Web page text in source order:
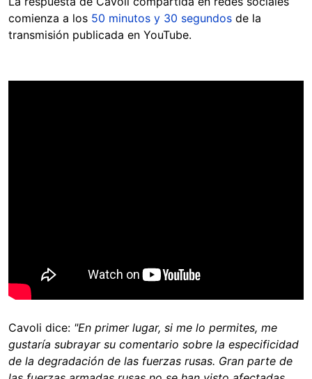
comienza a los 50 minutos y 30 segundos de la
transmisión publicada en YouTube.
Cavoli dice: "En primer lugar, si me lo permites, me
gustaría subrayar su comentario sobre la especificidad
de la degradación de las fuerzas rusas. Gran parte de